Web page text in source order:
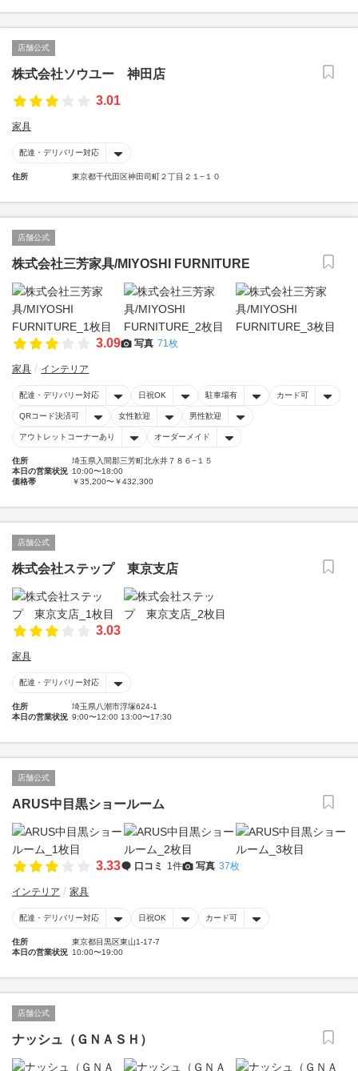
店舗公式
株式会社ソウユー 神田店
3.01
家具
配達・デリバリー対応
住所 東京都千代田区神田司町２丁目２１−１０
店舗公式
株式会社三芳家具/MIYOSHI FURNITURE
3.09 写真 71枚
家具 インテリア
配達・デリバリー対応 日祝OK 駐車場有 カード可
QRコード決済可 女性歓迎 男性歓迎
アウトレットコーナーあり オーダーメイド
住所
埼玉県入間郡三芳町北永井７８６−１５
本日の営業状況 10:00〜18:00
価格帯
￥35,200〜￥432,300
店舗公式
株式会社ステップ 東京支店
3.03
家具
配達・デリバリー対応
住所
埼玉県八潮市浮塚624-1
本日の営業状況 9:00〜12:00 13:00〜17:30
店舗公式
ARUS中目黒ショールーム
3.33 口コミ 1件 写真 37枚
インテリア 家具
配達・デリバリー対応 日祝OK カード可
住所
東京都目黒区東山1-17-7
本日の営業状況 10:00〜19:00
店舗公式
ナッシュ（ＧＮＡＳＨ）